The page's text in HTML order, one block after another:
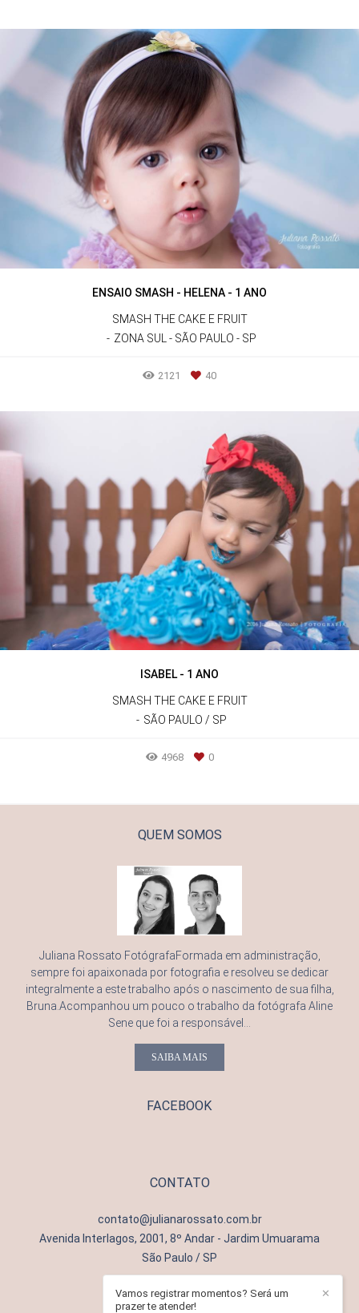
ENSAIO SMASH - HELENA - 1 ANO
SMASH THE CAKE E FRUIT
ZONA SUL - SÃO PAULO - SP
2121 40
ISABEL - 1 ANO
SMASH THE CAKE E FRUIT
SÃO PAULO / SP
4968 0
QUEM SOMOS
Juliana Rossato FotógrafaFormada em administração,
sempre foi apaixonada por fotografia e resolveu se dedicar
integralmente a este trabalho após o nascimento de sua filha,
Bruna.Acompanhou um pouco o trabalho da fotógrafa Aline
Sene que foi a responsável...
SAIBA MAIS
FACEBOOK
CONTATO
contato@julianarossato.com.br
Avenida Interlagos, 2001, 8º Andar - Jardim Umuarama
São Paulo / SP
✕
Vamos registrar momentos? Será um
prazer te atender!